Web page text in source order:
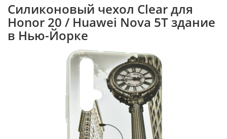
Силиконовый чехол Clear для
Honor 20 / Huawei Nova 5T здание
в Нью-Йорке